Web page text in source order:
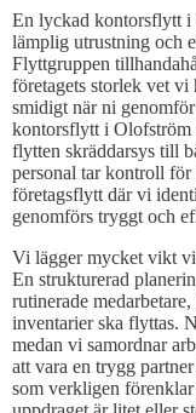
En lyckad kontorsflytt i
lämplig utrustning och
Flyttgruppen
företagets storlek vet vi
smidigt när ni
kontorsflytt i Olofström
flytten skräddarsys till
personal tar kontroll
företagsflytt där vi
genomförs tryggt och
Vi lägger mycket vikt
En strukturerad
rutinerade
inventarier ska flyttas.
medan vi samordnar
att vara en trygg
som verkligen